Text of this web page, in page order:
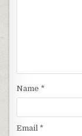
Name *
Email *